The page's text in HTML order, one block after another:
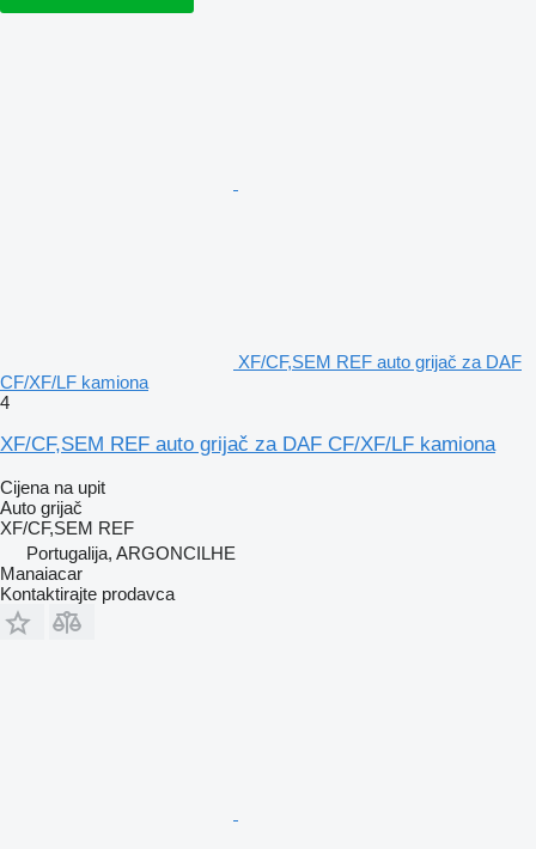
XF/CF,SEM REF auto grijač za DAF
CF/XF/LF kamiona
4
XF/CF,SEM REF auto grijač za DAF CF/XF/LF kamiona
Cijena na upit
Auto grijač
XF/CF,SEM REF
Portugalija, ARGONCILHE
Manaiacar
Kontaktirajte prodavca